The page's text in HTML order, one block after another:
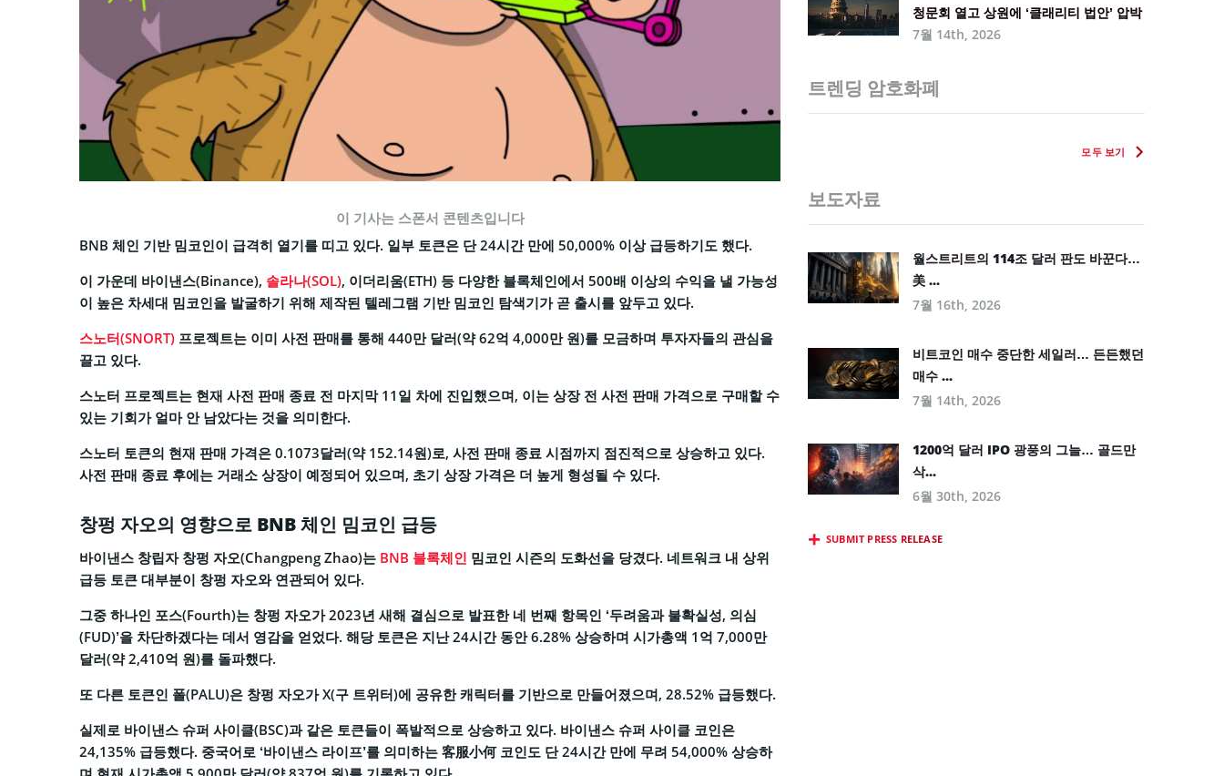
이 기사는 스폰서 콘텐츠입니다
BNB 체인 기반 밈코인이 급격히 열기를 띠고 있다. 일부 토큰은 단 24시간 만에 50,000% 이상 급등하기도 했다.
이 가운데 바이낸스(Binance), 솔라나(SOL), 이더리움(ETH) 등 다양한 블록체인에서 500배 이상의 수익을 낼 가능성
이 높은 차세대 밈코인을 발굴하기 위해 제작된 텔레그램 기반 밈코인 탐색기가 곧 출시를 앞두고 있다.
스노터(SNORT) 프로젝트는 이미 사전 판매를 통해 440만 달러(약 62억 4,000만 원)를 모금하며 투자자들의 관심을
끌고 있다.
스노터 프로젝트는 현재 사전 판매 종료 전 마지막 11일 차에 진입했으며, 이는 상장 전 사전 판매 가격으로 구매할 수
있는 기회가 얼마 안 남았다는 것을 의미한다.
스노터 토큰의 현재 판매 가격은 0.1073달러(약 152.14원)로, 사전 판매 종료 시점까지 점진적으로 상승하고 있다.
사전 판매 종료 후에는 거래소 상장이 예정되어 있으며, 초기 상장 가격은 더 높게 형성될 수 있다.
창펑 자오의 영향으로 BNB 체인 밈코인 급등
바이낸스 창립자 창펑 자오(Changpeng Zhao)는 BNB 블록체인 밈코인 시즌의 도화선을 당겼다. 네트워크 내 상위
급등 토큰 대부분이 창펑 자오와 연관되어 있다.
그중 하나인 포스(Fourth)는 창펑 자오가 2023년 새해 결심으로 발표한 네 번째 항목인 ‘두려움과 불확실성, 의심
(FUD)’을 차단하겠다는 데서 영감을 얻었다. 해당 토큰은 지난 24시간 동안 6.28% 상승하며 시가총액 1억 7,000만
달러(약 2,410억 원)를 돌파했다.
또 다른 토큰인 폴(PALU)은 창펑 자오가 X(구 트위터)에 공유한 캐릭터를 기반으로 만들어졌으며, 28.52% 급등했다.
실제로 바이낸스 슈퍼 사이클(BSC)과 같은 토큰들이 폭발적으로 상승하고 있다. 바이낸스 슈퍼 사이클 코인은
24,135% 급등했다. 중국어로 ‘바이낸스 라이프’를 의미하는 客服小何 코인도 단 24시간 만에 무려 54,000% 상승하
청문회 열고 상원에 ‘클래리티 법안’ 압박
7월 14th, 2026
트렌딩 암호화폐
모두 보기
보도자료
월스트리트의 114조 달러 판도 바꾼다…
美 ...
7월 16th, 2026
비트코인 매수 중단한 세일러… 든든했던
매수 ...
7월 14th, 2026
1200억 달러 IPO 광풍의 그늘… 골드만
삭...
6월 30th, 2026
SUBMIT PRESS RELEASE